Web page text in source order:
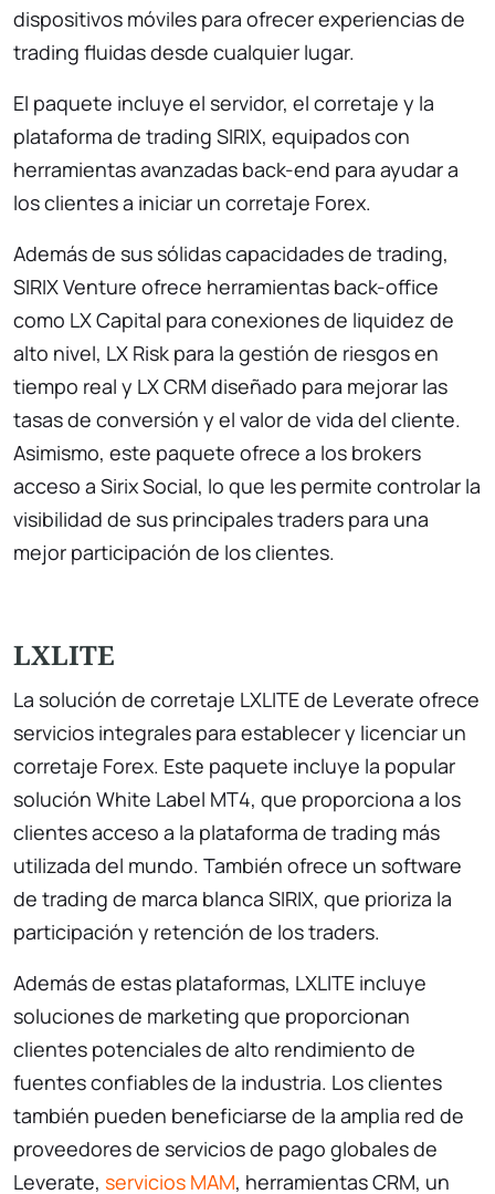
dispositivos móviles para ofrecer experiencias de
trading fluidas desde cualquier lugar.
El paquete incluye el servidor, el corretaje y la
plataforma de trading SIRIX, equipados con
herramientas avanzadas back-end para ayudar a
los clientes a iniciar un corretaje Forex.
Además de sus sólidas capacidades de trading,
SIRIX Venture ofrece herramientas back-office
como LX Capital para conexiones de liquidez de
alto nivel, LX Risk para la gestión de riesgos en
tiempo real y LX CRM diseñado para mejorar las
tasas de conversión y el valor de vida del cliente.
Asimismo, este paquete ofrece a los brokers
acceso a Sirix Social, lo que les permite controlar la
visibilidad de sus principales traders para una
mejor participación de los clientes.
LXLITE
La solución de corretaje LXLITE de Leverate ofrece
servicios integrales para establecer y licenciar un
corretaje Forex. Este paquete incluye la popular
solución White Label MT4, que proporciona a los
clientes acceso a la plataforma de trading más
utilizada del mundo. También ofrece un software
de trading de marca blanca SIRIX, que prioriza la
participación y retención de los traders.
Además de estas plataformas, LXLITE incluye
soluciones de marketing que proporcionan
clientes potenciales de alto rendimiento de
fuentes confiables de la industria. Los clientes
también pueden beneficiarse de la amplia red de
proveedores de servicios de pago globales de
Leverate, servicios MAM, herramientas CRM, un